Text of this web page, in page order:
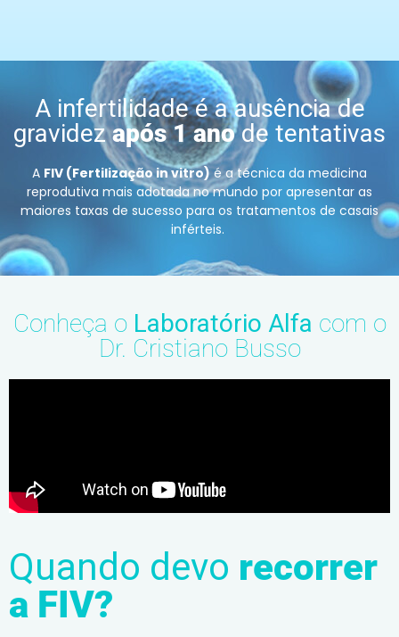
A infertilidade é a ausência de
gravidezapós 1 anode tentativas
A FIV (Fertilização in vitro)é a técnica da medicina
reprodutiva mais adotada no mundo por apresentar as
maiores taxas de sucesso para os tratamentos de casais
inférteis.
Conheça o Laboratório Alfa com o
Dr. Cristiano Busso
Quando devo recorrer
a FIV?